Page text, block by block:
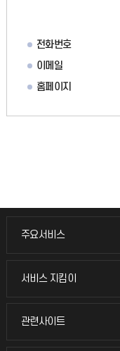
전화번호
이메일
홈페이지
주요서비스
주요서비스
교무회의방송
서비스 지킴이
서비스 지킴이
묻고 답하기
관련사이트
관련사이트